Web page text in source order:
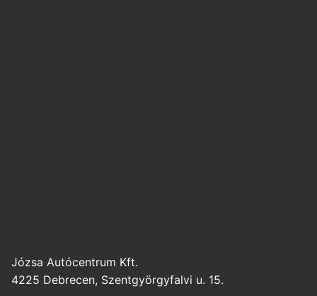
Józsa Autócentrum Kft.
4225 Debrecen, Szentgyörgyfalvi u. 15.